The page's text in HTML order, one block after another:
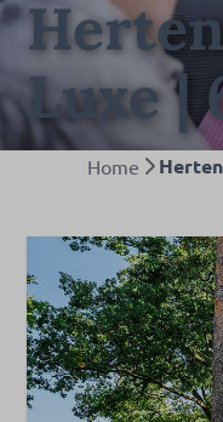
Luxe |
Home